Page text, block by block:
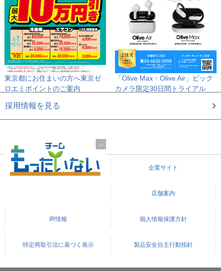
東京都にお住まいの方へ東京ゼ
ロエミポイントのご案内
「Olive Max・Olive Air」
ビック
カメラ限定30日間トライアル
採用情報を見る
企業サイト
店舗案内
IR情報 個人情報保護方針
特定商取引法に基づく表示 製品安全自主行動指針